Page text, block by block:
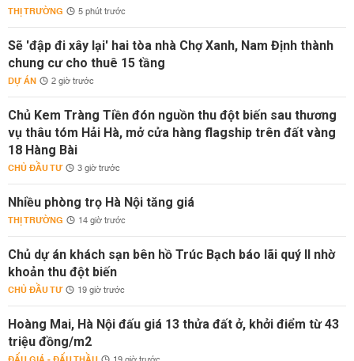
THỊ TRƯỜNG 5 phút trước
Sẽ 'đập đi xây lại' hai tòa nhà Chợ Xanh, Nam Định thành
chung cư cho thuê 15 tầng
DỰ ÁN 2 giờ trước
Chủ Kem Tràng Tiền đón nguồn thu đột biến sau thương
vụ thâu tóm Hải Hà, mở cửa hàng flagship trên đất vàng
18 Hàng Bài
CHỦ ĐẦU TƯ 3 giờ trước
Nhiều phòng trọ Hà Nội tăng giá
THỊ TRƯỜNG 14 giờ trước
Chủ dự án khách sạn bên hồ Trúc Bạch báo lãi quý II nhờ
khoản thu đột biến
CHỦ ĐẦU TƯ 19 giờ trước
Hoàng Mai, Hà Nội đấu giá 13 thửa đất ở, khởi điểm từ 43
triệu đồng/m2